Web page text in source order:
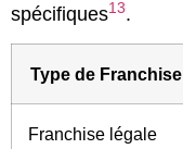
spécifiques13.
Type de Franchise
Franchise légale